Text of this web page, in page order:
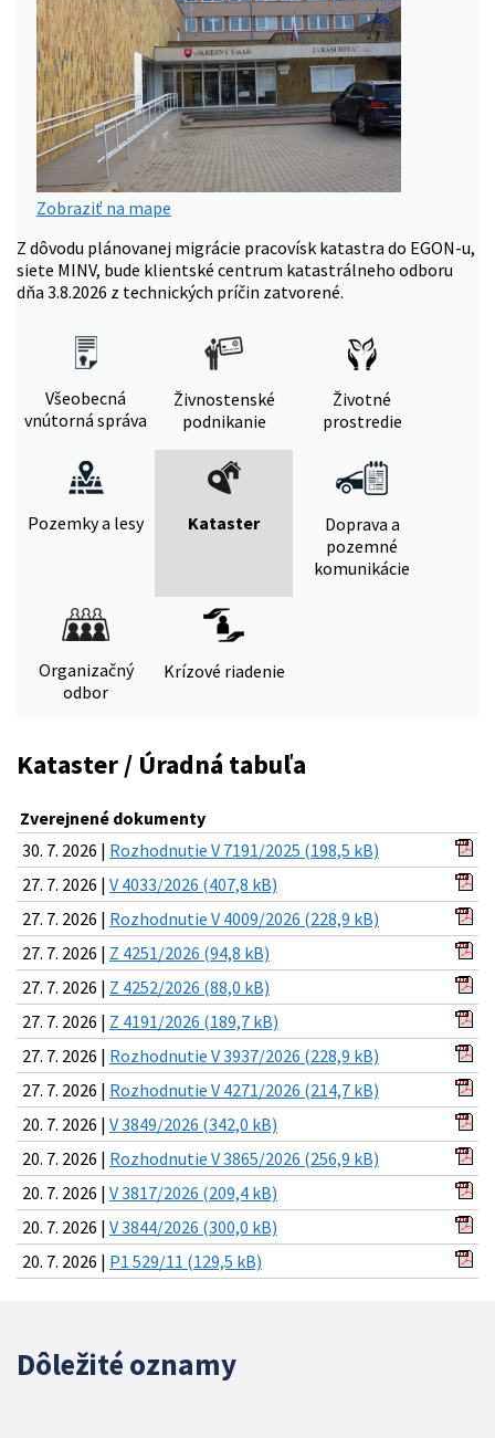
Zobraziť na mape
Z dôvodu plánovanej migrácie pracovísk katastra do EGON-u,
siete MINV, bude klientské centrum katastrálneho odboru
dňa 3.8.2026 z technických príčin zatvorené.
Všeobecná
vnútorná správa
Živnostenské
podnikanie
Životné
prostredie
Pozemky a lesy Kataster
Doprava a
pozemné
komunikácie
Organizačný
odbor
Krízové riadenie
Kataster / Úradná tabuľa
Zverejnené dokumenty
30. 7. 2026 | Rozhodnutie V 7191/2025 (198,5 kB)
27. 7. 2026 | V 4033/2026 (407,8 kB)
27. 7. 2026 | Rozhodnutie V 4009/2026 (228,9 kB)
27. 7. 2026 | Z 4251/2026 (94,8 kB)
27. 7. 2026 | Z 4252/2026 (88,0 kB)
27. 7. 2026 | Z 4191/2026 (189,7 kB)
27. 7. 2026 | Rozhodnutie V 3937/2026 (228,9 kB)
27. 7. 2026 | Rozhodnutie V 4271/2026 (214,7 kB)
20. 7. 2026 | V 3849/2026 (342,0 kB)
20. 7. 2026 | Rozhodnutie V 3865/2026 (256,9 kB)
20. 7. 2026 | V 3817/2026 (209,4 kB)
20. 7. 2026 | V 3844/2026 (300,0 kB)
20. 7. 2026 | P1 529/11 (129,5 kB)
Dôležité oznamy